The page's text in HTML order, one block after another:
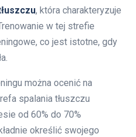
, która charakteryzuje
w tej strefie
co jest istotne, gdy
można ocenić na
spalania tłuszczu
od 60% do 70%
określić swojego